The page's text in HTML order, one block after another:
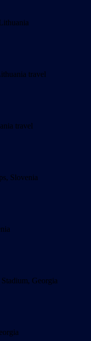
travel
travel
Slovenia
Georgia